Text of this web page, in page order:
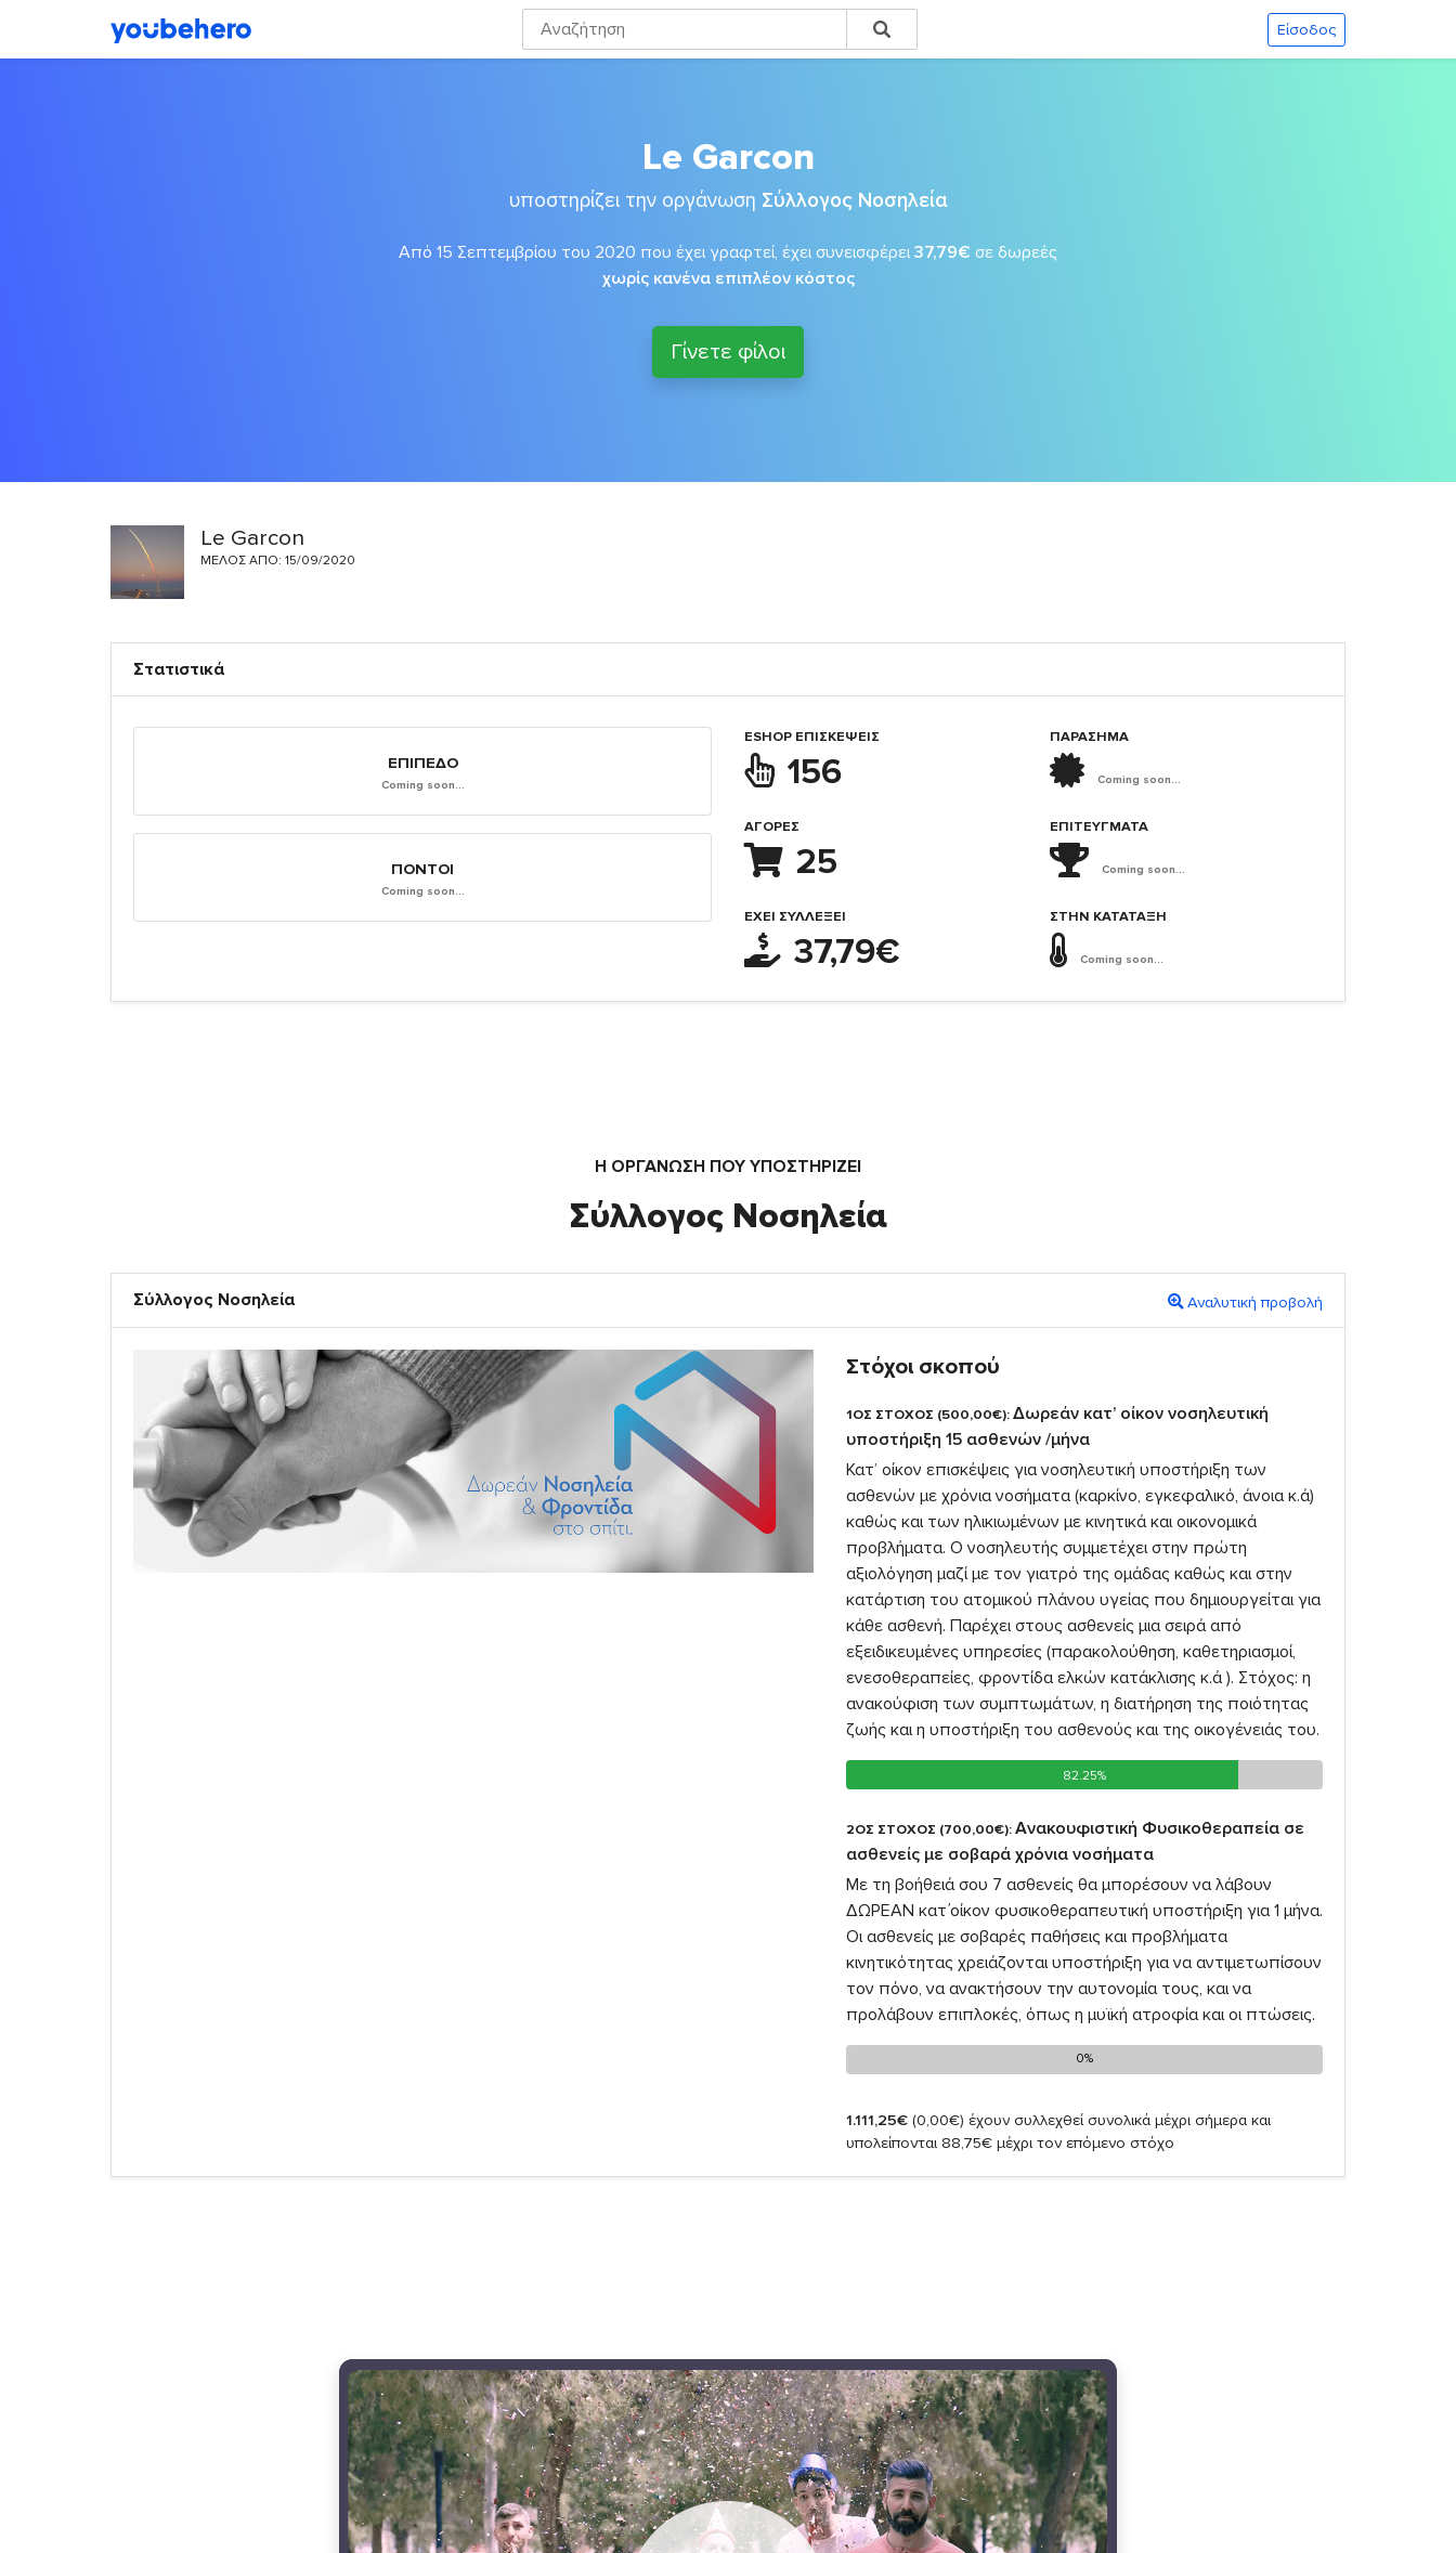
Είσοδος
Le Garcon
υποστηρίζει την οργάνωση Σύλλογος Νοσηλεία
Από 15 Σεπτεμβρίου του 2020 που έχει γραφτεί, έχει συνεισφέρει 37,79€ σε δωρεές
χωρίς κανένα επιπλέον κόστος
Γίνετε φίλοι
Le Garcon
ΜΈΛΟΣ ΑΠΌ: 15/09/2020
Στατιστικά
ΕΠΊΠΕΔΟ
Coming soon...
ΠΌΝΤΟΙ
Coming soon...
ESHOP ΕΠΙΣΚΈΨΕΙΣ
156
ΑΓΟΡΈΣ
25
ΈΧΕΙ ΣΥΛΛΈΞΕΙ
37,79€
ΠΑΡΑΣΗΜΑ
Coming soon...
ΕΠΙΤΕΎΓΜΑΤΑ
Coming soon...
ΣΤΗΝ ΚΑΤΆΤΑΞΗ
Coming soon...
Η ΟΡΓΆΝΩΣΗ ΠΟΥ ΥΠΟΣΤΗΡΙΖΕΙ
Σύλλογος Νοσηλεία
Σύλλογος Νοσηλεία Αναλυτική προβολή
Στόχοι σκοπού
1ΟΣ ΣΤΟΧΟΣ (500,00€):Δωρεάν κατ’ οίκον νοσηλευτική
υποστήριξη 15 ασθενών /μήνα
Κατ’ οίκον επισκέψεις για νοσηλευτική υποστήριξη των
ασθενών με χρόνια νοσήματα (καρκίνο, εγκεφαλικό, άνοια κ.ά)
καθώς και των ηλικιωμένων με κινητικά και οικονομικά
προβλήματα. Ο νοσηλευτής συμμετέχει στην πρώτη
αξιολόγηση μαζί με τον γιατρό της ομάδας καθώς και στην
κατάρτιση του ατομικού πλάνου υγείας που δημιουργείται για
κάθε ασθενή. Παρέχει στους ασθενείς μια σειρά από
εξειδικευμένες υπηρεσίες (παρακολούθηση, καθετηριασμοί,
ενεσοθεραπείες, φροντίδα ελκών κατάκλισης κ.ά ). Στόχος: η
ανακούφιση των συμπτωμάτων, η διατήρηση της ποιότητας
ζωής και η υποστήριξη του ασθενούς και της οικογένειάς του.
82.25%
82.25%
2ΟΣ ΣΤΟΧΟΣ (700,00€):Ανακουφιστική Φυσικοθεραπεία σε
ασθενείς με σοβαρά χρόνια νοσήματα
Με τη βοήθειά σου 7 ασθενείς θα μπορέσουν να λάβουν
ΔΩΡΕΑΝ κατ΄οίκον φυσικοθεραπευτική υποστήριξη για 1 μήνα.
Οι ασθενείς με σοβαρές παθήσεις και προβλήματα
κινητικότητας χρειάζονται υποστήριξη για να αντιμετωπίσουν
τον πόνο, να ανακτήσουν την αυτονομία τους, και να
προλάβουν επιπλοκές, όπως η μυϊκή ατροφία και οι πτώσεις.
0%
0%
1.111,25€ (0,00€) έχουν συλλεχθεί συνολικά μέχρι σήμερα και
υπολείπονται 88,75€ μέχρι τον επόμενο στόχο